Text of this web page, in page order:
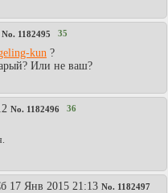
No. 1182495 35
kun ?
Или не ваш?
No. 1182496 36
17 Янв 2015 21:13 No. 1182497